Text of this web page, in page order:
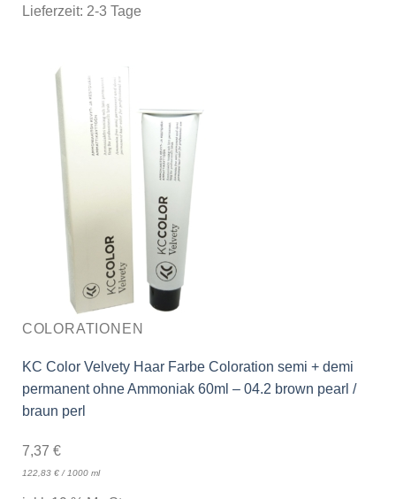
Lieferzeit: 2-3 Tage
COLORATIONEN
KC Color Velvety Haar Farbe Coloration semi + demi
permanent ohne Ammoniak 60ml – 04.2 brown pearl /
braun perl
7,37 €
122,83 €/1000 ml